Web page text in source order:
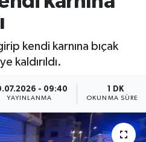
kendi karnına bıçak
kaldırıldı.
- 09:40
YAYINLANMA
1 DK
OKUNMA SÜRESI